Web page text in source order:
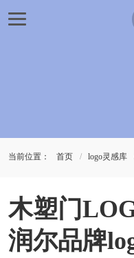
当前位置： 首页 logo灵感库
木塑门
润尔品牌